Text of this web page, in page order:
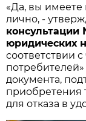
«Да, вы имеете
лично, -
консультации
юридических
соответствии
потребителей»
документа,
приобретения
для отказа в